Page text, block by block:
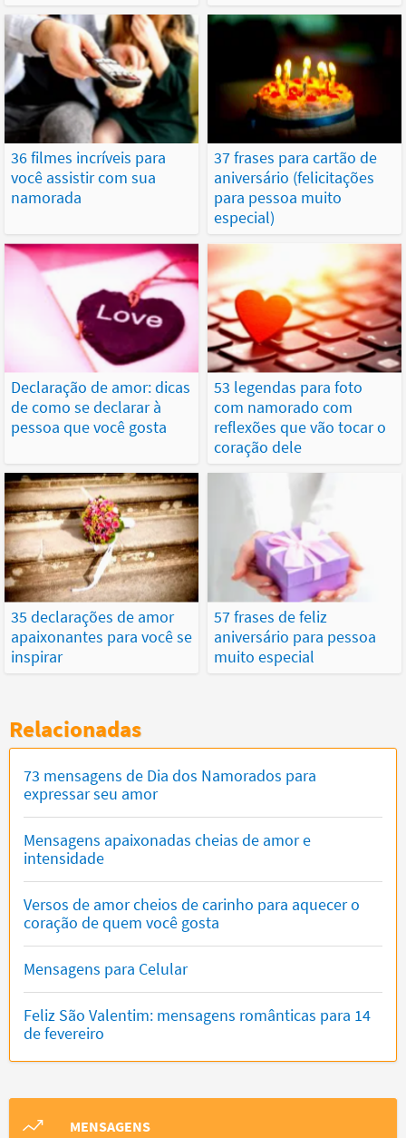
36 filmes incríveis para
você assistir com sua
namorada
37 frases para cartão de
aniversário (felicitações
para pessoa muito
especial)
Declaração de amor: dicas
de como se declarar à
pessoa que você gosta
53 legendas para foto
com namorado com
reflexões que vão tocar o
coração dele
35 declarações de amor
apaixonantes para você se
inspirar
57 frases de feliz
aniversário para pessoa
muito especial
Relacionadas
73 mensagens de Dia dos Namorados para
expressar seu amor
Mensagens apaixonadas cheias de amor e
intensidade
Versos de amor cheios de carinho para aquecer o
coração de quem você gosta
Mensagens para Celular
Feliz São Valentim: mensagens românticas para 14
de fevereiro
MENSAGENS